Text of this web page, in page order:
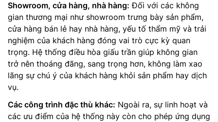
Showroom, cửa hàng, nhà hàng: Đối với các không
gian thương mại như showroom trưng bày sản phẩm,
cửa hàng bán lẻ hay nhà hàng, yếu tố thẩm mỹ và trải
nghiệm của khách hàng đóng vai trò cực kỳ quan
trọng. Hệ thống điều hòa giấu trần giúp không gian
trở nên thoáng đãng, sang trọng hơn, không làm xao
lãng sự chú ý của khách hàng khỏi sản phẩm hay dịch
vụ.
Các công trình đặc thù khác: Ngoài ra, sự linh hoạt và
các ưu điểm của hệ thống này còn cho phép ứng dụng